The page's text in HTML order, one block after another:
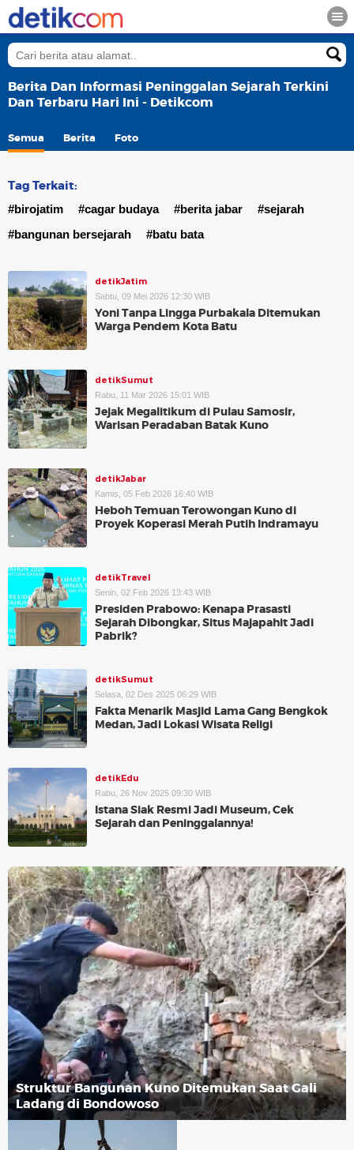
Berita Dan Informasi Peninggalan Sejarah Terkini
Dan Terbaru Hari Ini - Detikcom
Semua Berita Foto
Tag Terkait:
#birojatim #cagar budaya #berita jabar
#sejarah
#bangunan bersejarah
#batu bata
detikJatim
Sabtu, 09 Mei 2026 12:30 WIB
Yoni Tanpa Lingga Purbakala Ditemukan
Warga Pendem Kota Batu
detikSumut
Rabu, 11 Mar 2026 15:01 WIB
Jejak Megalitikum di Pulau Samosir,
Warisan Peradaban Batak Kuno
detikJabar
Kamis, 05 Feb 2026 16:40 WIB
Heboh Temuan Terowongan Kuno di
Proyek Koperasi Merah Putih Indramayu
detikTravel
Senin, 02 Feb 2026 13:43 WIB
Presiden Prabowo: Kenapa Prasasti
Sejarah Dibongkar, Situs Majapahit Jadi
Pabrik?
detikSumut
Selasa, 02 Des 2025 06:29 WIB
Fakta Menarik Masjid Lama Gang Bengkok
Medan, Jadi Lokasi Wisata Religi
detikEdu
Rabu, 26 Nov 2025 09:30 WIB
Istana Siak Resmi Jadi Museum, Cek
Sejarah dan Peninggalannya!
Struktur Bangunan Kuno Ditemukan Saat Gali
Ladang di Bondowoso